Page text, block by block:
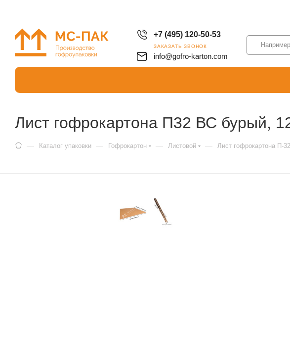
+7 (495) 120-50-53
ЗАКАЗАТЬ ЗВОНОК
info@gofro-karton.com
Лист гофрокартона П32 ВС бурый,
— Каталог упаковки — Гофрокартон — Листовой — Лист гофрокартона П-